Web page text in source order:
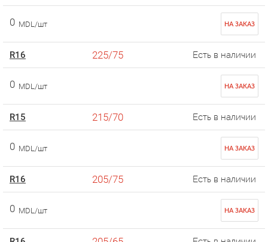
0 MDL/шт НА ЗАКАЗ
R16 225/75 Есть в наличии
0 MDL/шт НА ЗАКАЗ
R15 215/70 Есть в наличии
0 MDL/шт НА ЗАКАЗ
R16 205/75 Есть в наличии
0 MDL/шт НА ЗАКАЗ